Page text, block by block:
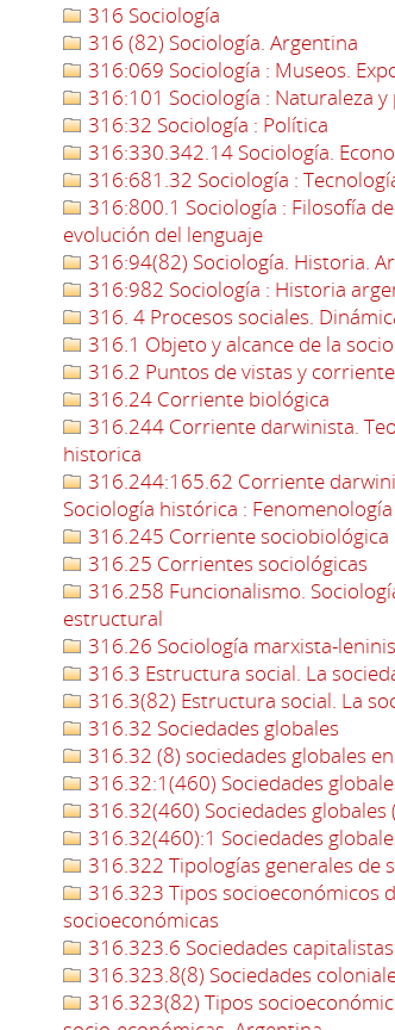
316 Sociología
316 (82) Sociología. Argentina
316:069 Sociología : Museos.
316:101 Sociología : Naturaleza
316:32 Sociología : Política
316:330.342.14 Sociología.
316:681.32 Sociología :
316:800.1 Sociología : Filosofía
evolución del lenguaje
316:94(82) Sociología. Historia.
316:982 Sociología : Historia
316. 4 Procesos sociales.
316.1 Objeto y alcance de la
316.2 Puntos de vistas y
316.24 Corriente biológica
316.244 Corriente darwinista.
historica
316.244:165.62 Corriente
Sociología histórica : Fenomenología
316.245 Corriente sociobiológica
316.25 Corrientes sociológicas
316.258 Funcionalismo.
estructural
316.26 Sociología marxista-
316.3 Estructura social. La
316.3(82) Estructura social. La
316.32 Sociedades globales
316.32 (8) sociedades globales
316.32:1(460) Sociedades
316.32(460) Sociedades globales
316.32(460):1 Sociedades
316.322 Tipologías generales de
316.323 Tipos socioeconómicos
socioeconómicas
316.323.6 Sociedades
316.323.8(8) Sociedades
316.323(82) Tipos